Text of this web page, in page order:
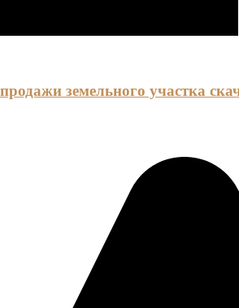
земельного участка